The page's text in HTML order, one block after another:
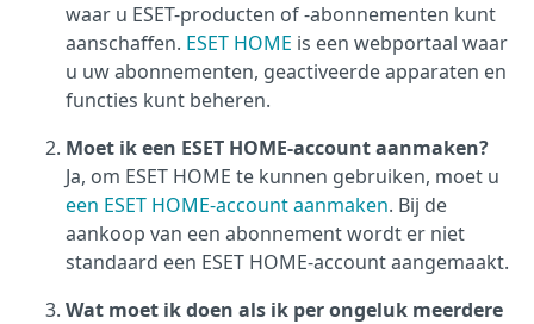
waar u ESET-producten of -abonnementen kunt
aanschaffen. ESET HOME is een webportaal waar
u uw abonnementen, geactiveerde apparaten en
functies kunt beheren.
Moet ik een ESET HOME-account aanmaken?
Ja, om ESET HOME te kunnen gebruiken, moet u
een ESET HOME-account aanmaken. Bij de
aankoop van een abonnement wordt er niet
standaard een ESET HOME-account aangemaakt.
Wat moet ik doen als ik per ongeluk meerdere